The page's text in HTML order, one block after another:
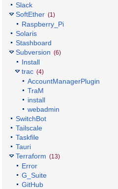
Slack
SoftEther (1)
Raspberry_Pi
Solaris
Stashboard
Subversion (6)
Install
trac (4)
AccountManagerPlugin
TraM
install
webadmin
SwitchBot
Tailscale
Taskfile
Tauri
Terraform (13)
Error
G_Suite
GitHub